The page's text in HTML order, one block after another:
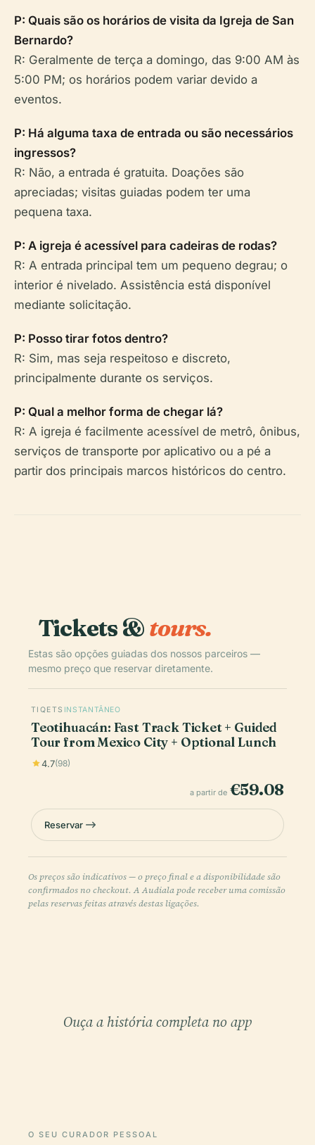
P: Quais são os horários de visita da Igreja de San
Bernardo?
R: Geralmente de terça a domingo, das 9:00 AM às
5:00 PM; os horários podem variar devido a
eventos.
P: Há alguma taxa de entrada ou são necessários
ingressos?
R: Não, a entrada é gratuita. Doações são
apreciadas; visitas guiadas podem ter uma
pequena taxa.
P: A igreja é acessível para cadeiras de rodas?
R: A entrada principal tem um pequeno degrau; o
interior é nivelado. Assistência está disponível
mediante solicitação.
P: Posso tirar fotos dentro?
R: Sim, mas seja respeitoso e discreto,
principalmente durante os serviços.
P: Qual a melhor forma de chegar lá?
R: A igreja é facilmente acessível de metrô, ônibus,
serviços de transporte por aplicativo ou a pé a
partir dos principais marcos históricos do centro.
Tickets &tours.
Estas são opções guiadas dos nossos parceiros —
mesmo preço que reservar diretamente.
TIQETS INSTANTÂNEO
Teotihuacán: Fast Track Ticket + Guided
Tour from Mexico City + Optional Lunch
4.7(98)
a partir de €59.08
Reservar
Os preços são indicativos — o preço final e a disponibilidade são
confirmados no checkout. A Audiala pode receber uma comissão
pelas reservas feitas através destas ligações.
Ouça a história completa no app
O SEU CURADOR PESSOAL